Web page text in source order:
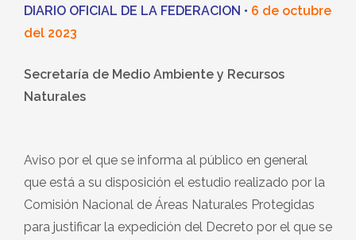
DIARIO OFICIAL DE LA FEDERACION • 6 de octubre
del 2023
Secretaría de Medio Ambiente y Recursos
Naturales
Aviso por el que se informa al público en general
que está a su disposición el estudio realizado por la
Comisión Nacional de Áreas Naturales Protegidas
para justificar la expedición del Decreto por el que se